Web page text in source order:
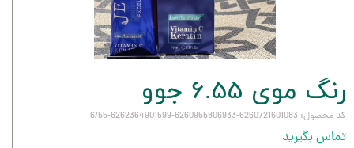
رنگ موی 6.55 جوو
کد محصول: 6260721601083-6260955806933-6262364901599-6/55
تماس بگیرید